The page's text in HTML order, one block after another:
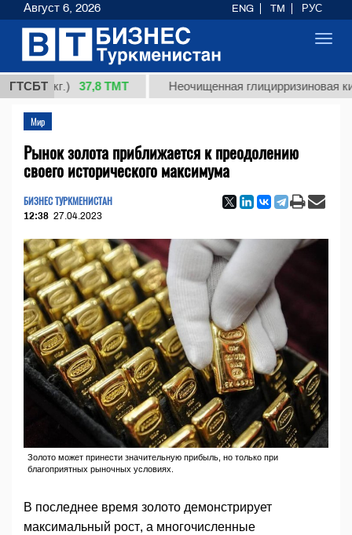
ГТСБТ
(кг.) 37,8 ТМТ Неочищенная глицирризиновая кислота
Мир
Рынок золота приближается к преодолению
своего исторического максимума
БИЗНЕС ТУРКМЕНИСТАН
12:38 27.04.2023
Золото может принести значительную прибыль, но только при
благоприятных рыночных условиях.
В последнее время золото демонстрирует
максимальный рост, а многочисленные
Август 6, 2026 ENG TM РУС